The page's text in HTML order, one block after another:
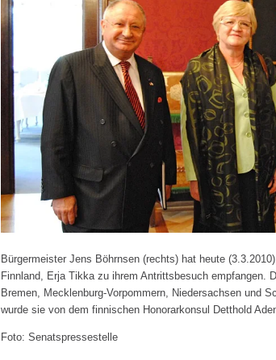
Bürgermeister Jens Böhrnsen (rechts) hat heute
Finnland, Erja Tikka zu ihrem Antrittsbesuch empfangen.
Bremen, Mecklenburg-Vorpommern, Niedersachsen und
wurde sie von dem finnischen Honorarkonsul Detthold
Foto: Senatspressestelle